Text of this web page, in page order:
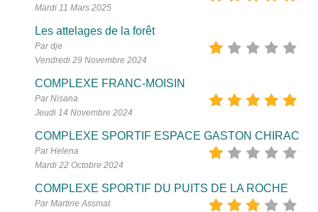
Mardi 11 Mars 2025
Les attelages de la forêt
Par dje
Vendredi 29 Novembre 2024
COMPLEXE FRANC-MOISIN
Par Nisana
Jeudi 14 Novembre 2024
COMPLEXE SPORTIF ESPACE GASTON CHIRAC
Par Helena
Mardi 22 Octobre 2024
COMPLEXE SPORTIF DU PUITS DE LA ROCHE
Par Martine Assmat